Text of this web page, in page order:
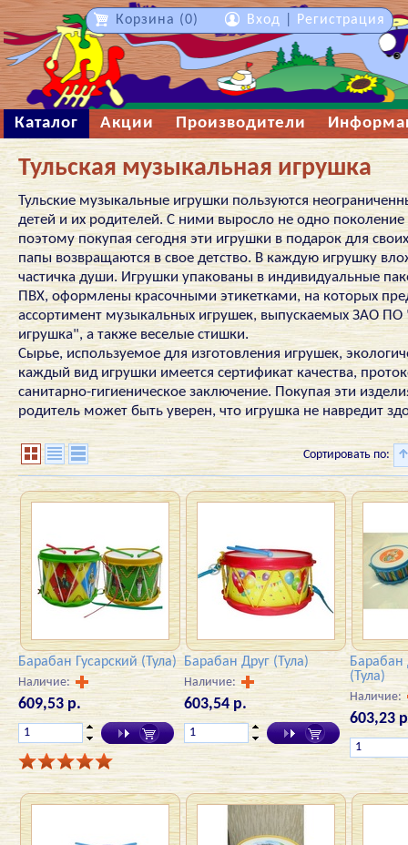
Каталог Акции Производители
Тульская музыкальная игрушка
Тульские музыкальные игрушки пользуются
детей и их родителей. С ними выросло не одно поколение
поэтому покупая сегодня эти игрушки в подарок для
папы возвращаются в свое детство. В каждую игрушку
частичка души. Игрушки упакованы в индивидуальные
ПВХ, оформлены красочными этикетками, на которых
ассортимент музыкальных игрушек, выпускаемых ЗАО ПО
игрушка", а также веселые стишки.
Сырье, используемое для изготовления игрушек,
каждый вид игрушки имеется сертификат качества,
санитарно-гигиеническое заключение. Покупая эти
родитель может быть уверен, что игрушка не навредит
Сортировать по:
Барабан Гусарский (Тула)
Наличие:
609,53 р.
Барабан Друг (Тула)
Наличие:
603,54 р.
Барабан
(Тула)
Наличие:
603,23
Корзина (0) Вход Регистрация